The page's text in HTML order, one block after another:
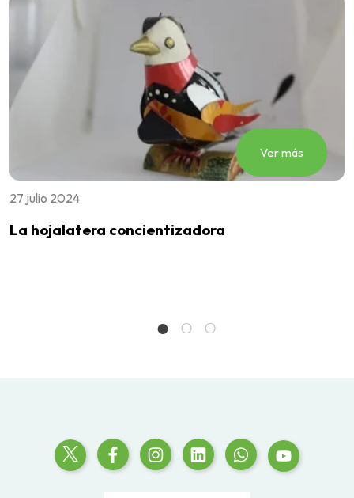
Ver más
27 julio 2024
La hojalatera concientizadora